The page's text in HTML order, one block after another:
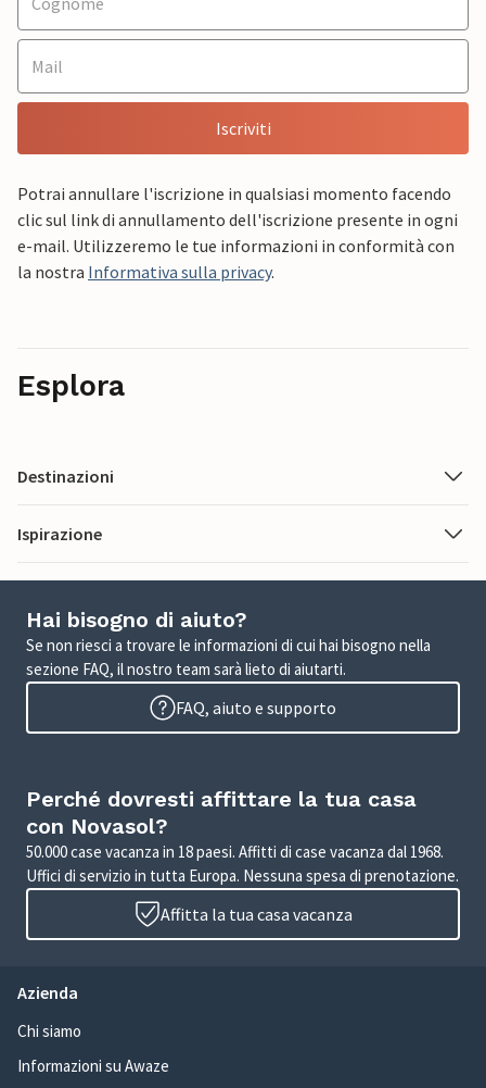
Iscriviti
Potrai annullare l'iscrizione in qualsiasi momento facendo
clic sul link di annullamento dell'iscrizione presente in ogni
e-mail. Utilizzeremo le tue informazioni in conformità con
la nostra Informativa sulla privacy.
Esplora
Destinazioni
Ispirazione
Hai bisogno di aiuto?
Se non riesci a trovare le informazioni di cui hai bisogno nella
sezione FAQ, il nostro team sarà lieto di aiutarti.
FAQ, aiuto e supporto
Perché dovresti affittare la tua casa
con Novasol?
50.000 case vacanza in 18 paesi. Affitti di case vacanza dal 1968.
Uffici di servizio in tutta Europa. Nessuna spesa di prenotazione.
Affitta la tua casa vacanza
Azienda
Chi siamo
Informazioni su Awaze